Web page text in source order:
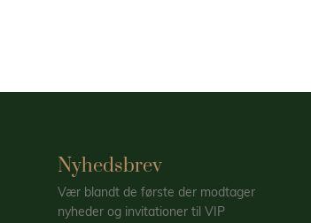
Nyhedsbrev
Vær blandt de første der modtager
nyheder og invitationer til VIP